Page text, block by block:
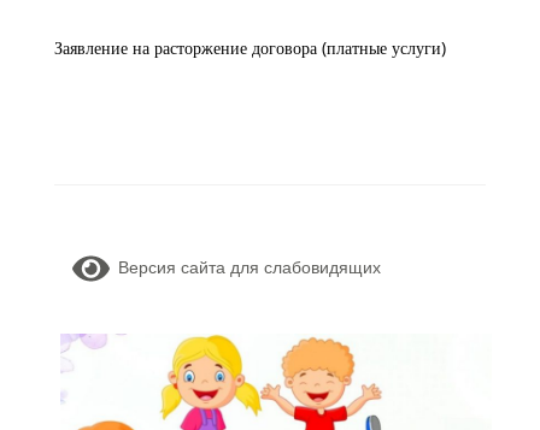
Заявление на расторжение договора (платные услуги)
Версия сайта для слабовидящих